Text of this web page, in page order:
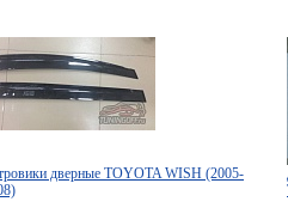
дверные TOYOTA WISH (2005-